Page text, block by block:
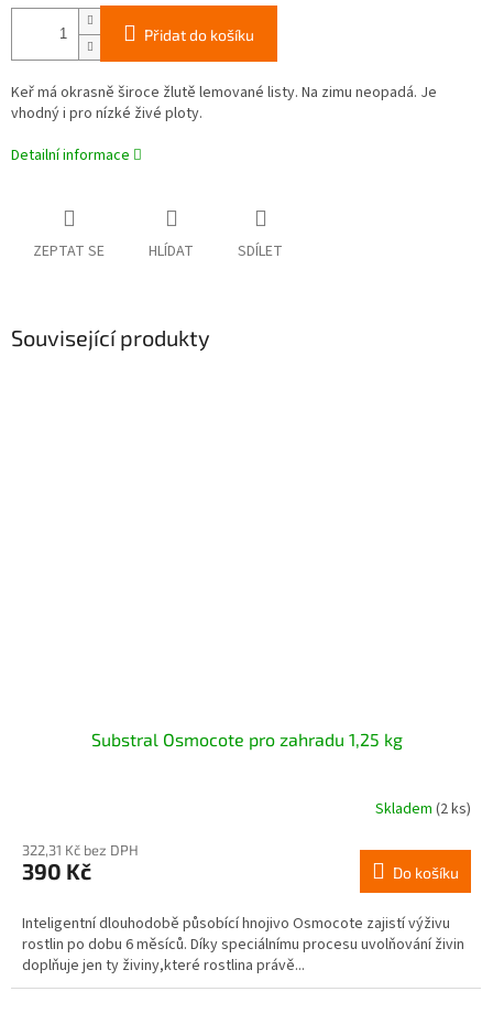
Přidat do košíku
Keř má okrasně široce žlutě lemované listy. Na zimu neopadá. Je
vhodný i pro nízké živé ploty.
Detailní informace
ZEPTAT SE HLÍDAT SDÍLET
Související produkty
Substral Osmocote pro zahradu 1,25 kg
Skladem (2 ks)
322,31 Kč bez DPH
390 Kč Do košíku
Inteligentní dlouhodobě působící hnojivo Osmocote zajistí výživu
rostlin po dobu 6 měsíců. Díky speciálnímu procesu uvolňování živin
doplňuje jen ty živiny,které rostlina právě...